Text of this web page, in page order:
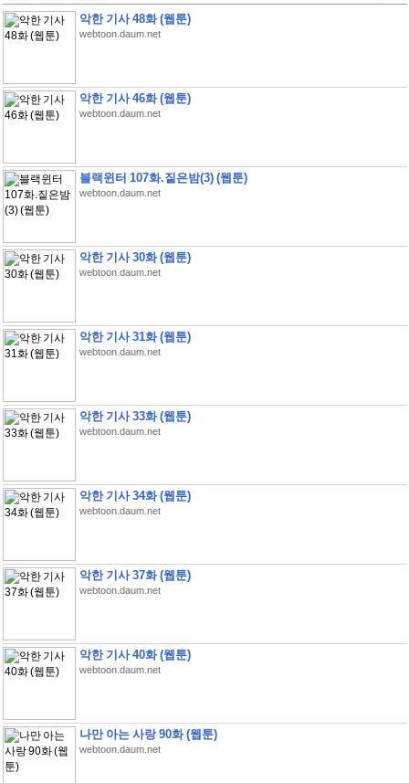
악한 기사 48화 (웹툰)
webtoon.daum.net
악한 기사 46화 (웹툰)
webtoon.daum.net
블랙윈터 107화.짙은밤(3) (웹툰)
webtoon.daum.net
악한 기사 30화 (웹툰)
webtoon.daum.net
악한 기사 31화 (웹툰)
webtoon.daum.net
악한 기사 33화 (웹툰)
webtoon.daum.net
악한 기사 34화 (웹툰)
webtoon.daum.net
악한 기사 37화 (웹툰)
webtoon.daum.net
악한 기사 40화 (웹툰)
webtoon.daum.net
나만 아는 사랑 90화 (웹툰)
webtoon.daum.net